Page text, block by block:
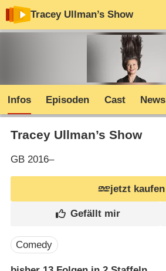
Tracey Ullman’s Show
Infos Episoden Cast News
Tracey Ullman’s Show
GB2016–
jetzt kaufen
Comedy